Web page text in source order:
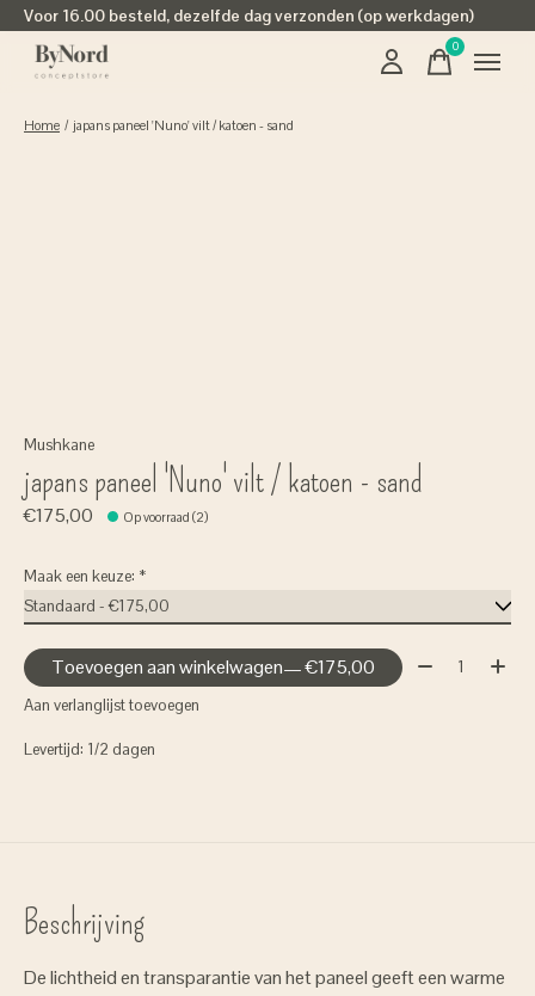
Voor 16.00 besteld, dezelfde dag verzonden (op werkdagen)
0items
Home / japans paneel 'Nuno' vilt / katoen - sand
Mushkane
japans paneel 'Nuno' vilt / katoen - sand
€175,00 Op voorraad (2)
Maak een keuze: *
Toevoegen aan winkelwagen — €175,00 Aantal:
Aan verlanglijst toevoegen
Levertijd: 1/2 dagen
Beschrijving
De lichtheid en transparantie van het paneel geeft een warme